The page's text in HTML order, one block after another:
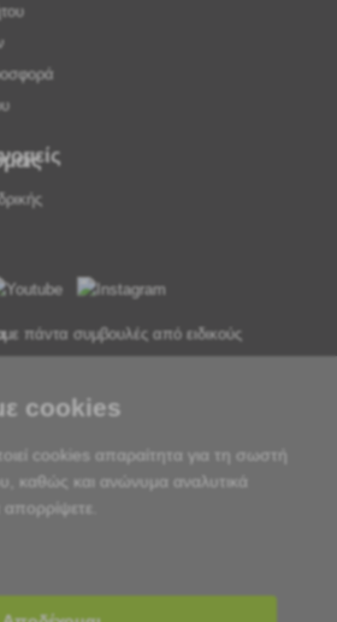
πάντα συμβουλές από ειδικούς
24 ωρών από Δευτέρα έως Παρασκευή
cookies
cookies απαραίτητα για τη σωστή
καθώς και ανώνυμα αναλυτικά